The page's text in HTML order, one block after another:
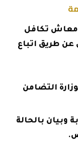
معاش تكافل
طريق اتباع
التضامن
وبيان بالحالة